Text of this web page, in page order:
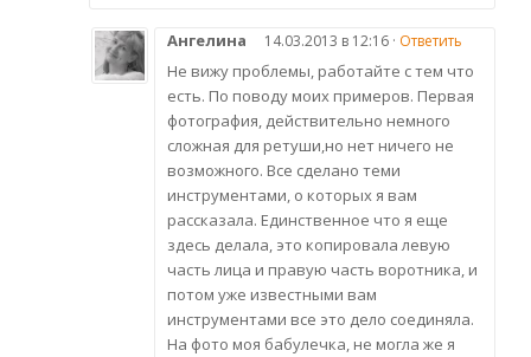
Ангелина 14.03.2013 в 12:16 · Ответить
Не вижу проблемы, работайте с тем что
есть. По поводу моих примеров. Первая
фотография, действительно немного
сложная для ретуши,но нет ничего не
возможного. Все сделано теми
инструментами, о которых я вам
рассказала. Единственное что я еще
здесь делала, это копировала левую
часть лица и правую часть воротника, и
потом уже известными вам
инструментами все это дело соединяла.
На фото моя бабулечка, не могла же я